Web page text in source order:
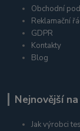
Obchodní
Reklamační
GDPR
Kontakty
Blog
Nejnovější
Jak výrobci